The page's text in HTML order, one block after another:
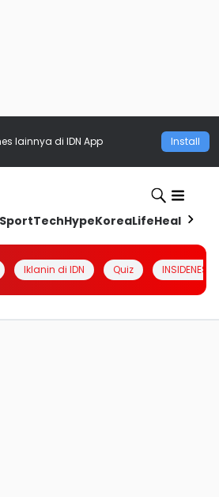
lainnya di IDN App Install
SportTechHypeKoreaLifeHealth
Iklanin di IDN Quiz INSIDENESIA